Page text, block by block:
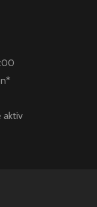
aktiv